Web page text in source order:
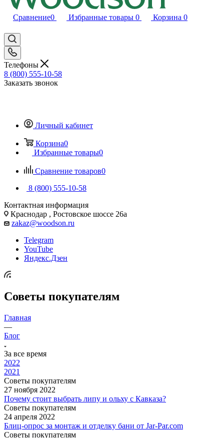
Сравнение0 Избранные товары 0 Корзина 0
Телефоны
8 (800) 555-10-58
Заказать звонок
Личный кабинет
Корзина0
Избранные товары0
Сравнение товаров0
8 (800) 555-10-58
Контактная информация
Краснодар , Ростовское шоссе 26а
zakaz@woodson.ru
Telegram
YouTube
Яндекс.Дзен
Советы покупателям
Главная
—
Блог
За все время
2022
2021
Советы покупателям
27 ноября 2022
Почему стоит выбрать липу и ольху с Кавказа?
Советы покупателям
24 апреля 2022
Блиц-опрос за монтаж и отделку бани от Jar-Par.com
Советы покупателям